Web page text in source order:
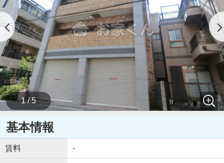
1 / 5
基本情報
賃料 -